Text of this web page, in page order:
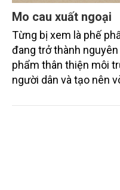
Mo cau xuất ngoại
Từng bị xem là phế
đang trở thành
phẩm thân thiện môi
người dân và tạo nên
chén, dĩa... từ mo cau